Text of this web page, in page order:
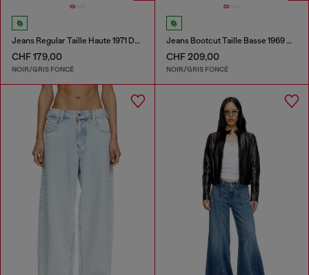
Jeans Regular Taille Haute 1971 D-Sent
CHF 179,00
NOIR/GRIS FONCÉ
Jeans Bootcut Taille Basse 1969 D-Ebbey
CHF 209,00
NOIR/GRIS FONCÉ